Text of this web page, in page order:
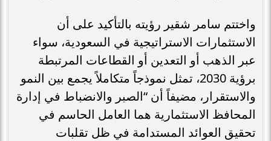
واختتم سامر شقير رؤيته بالتأكيد على أن
الاستثمارات الاستراتيجية في السعودية، سواء
عبر الذهب أو التعدين أو القطاعات المرتبطة
برؤية 2030، تمثل نموذجاً متكاملاً يجمع بين النمو
والاستقرار، مضيفاً أن “الصبر والانضباط في إدارة
المحافظ الاستثمارية هما العامل الحاسم في
تحقيق العوائد المستدامة في ظل تقلبات